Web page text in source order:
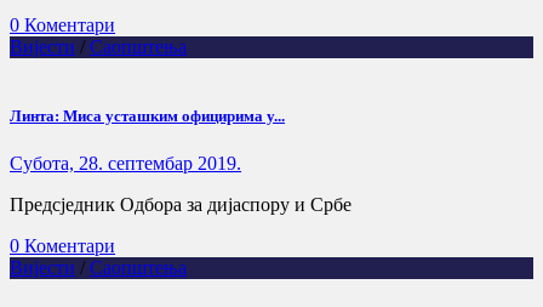
0 Коментари
Вијести / Саопштења
Линта: Миса усташким официрима у...
Субота, 28. септембар 2019.
Предсједник Одбора за дијаспору и Србе
0 Коментари
Вијести / Саопштења